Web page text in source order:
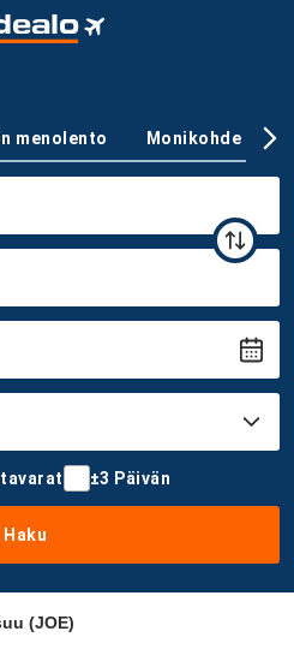
menolento Monikohde
±3 Päivän
Haku
(JOE)